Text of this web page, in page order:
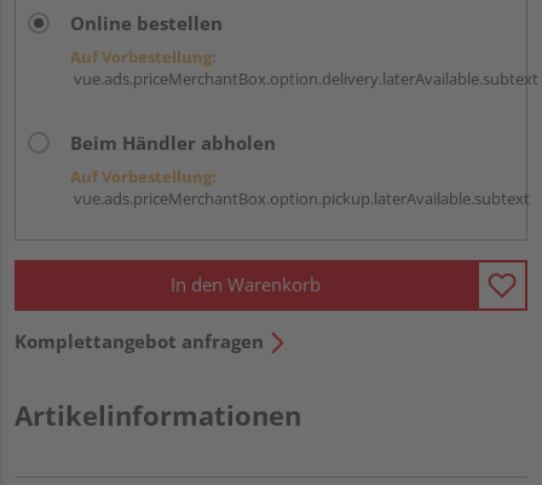
Online bestellen
Auf Vorbestellung:
vue.ads.priceMerchantBox.option.delivery.laterAvailable.subtext
Beim Händler abholen
Auf Vorbestellung:
vue.ads.priceMerchantBox.option.pickup.laterAvailable.subtext
In den Warenkorb
Komplettangebot anfragen
Artikelinformationen